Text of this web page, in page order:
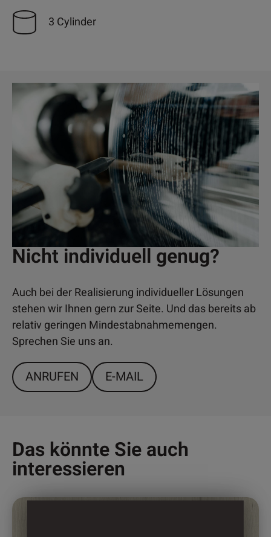
3 Cylinder
Nicht individuell genug?
Auch bei der Realisierung individueller Lösungen
stehen wir Ihnen gern zur Seite. Und das bereits ab
relativ geringen Mindestabnahmemengen.
Sprechen Sie uns an.
ANRUFEN E-MAIL
Das könnte Sie auch
interessieren
Dieses